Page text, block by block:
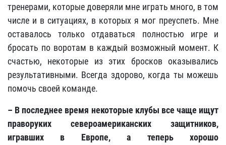
тренерами, которые доверяли мне играть много, в том
числе и в ситуациях, в которых я мог преуспеть. Мне
оставалось только отдаваться полностью игре и
бросать по воротам в каждый возможный момент. К
счастью, некоторые из этих бросков оказывались
результативными. Всегда здорово, когда ты можешь
помочь своей команде.
– В последнее время некоторые клубы все чаще ищут
праворуких североамериканских защитников,
игравших в Европе, а теперь хорошо